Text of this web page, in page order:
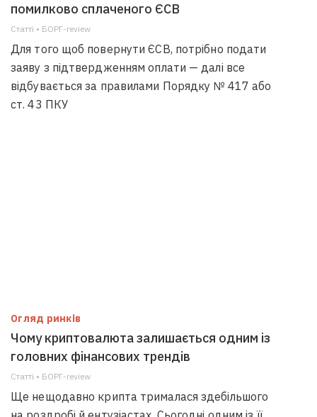
помилково сплаченого ЄСВ
Статті • БОРГ-review
Для того щоб повернути ЄСВ, потрібно подати
заяву з підтвердженням оплати — далі все
відбувається за правилами Порядку № 417 або
ст. 43 ПКУ
Огляд ринків
Чому криптовалюта залишається одним із
головних фінансових трендів
Статті • БОРГ-review
Ще нещодавно крипта трималася здебільшого